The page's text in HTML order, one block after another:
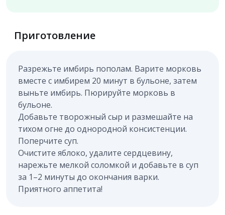
Приготовление
Разрежьте имбирь пополам. Варите морковь
вместе с имбирем 20 минут в бульоне, затем
выньте имбирь. Пюрируйте морковь в
бульоне.
Добавьте творожный сыр и размешайте на
тихом огне до однородной консистенции.
Поперчите суп.
Очистите яблоко, удалите сердцевину,
нарежьте мелкой соломкой и добавьте в суп
за 1–2 минуты до окончания варки.
Приятного аппетита!